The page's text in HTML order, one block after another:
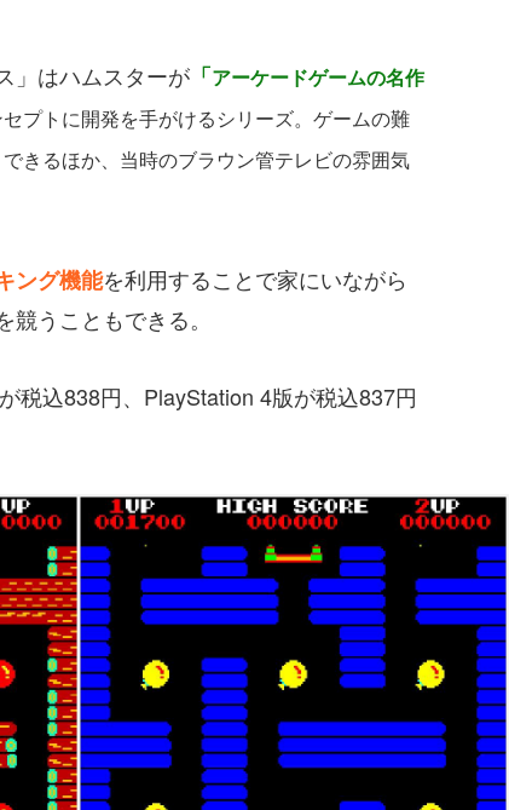
はハムスターが 「アーケードゲームの名作
プトに開発を手がけるシリーズ。ゲームの難
きるほか、当時のブラウン管テレビの雰囲気
ング機能を利用することで家にいながら
うこともできる。
込838円、PlayStation 4版が税込837円